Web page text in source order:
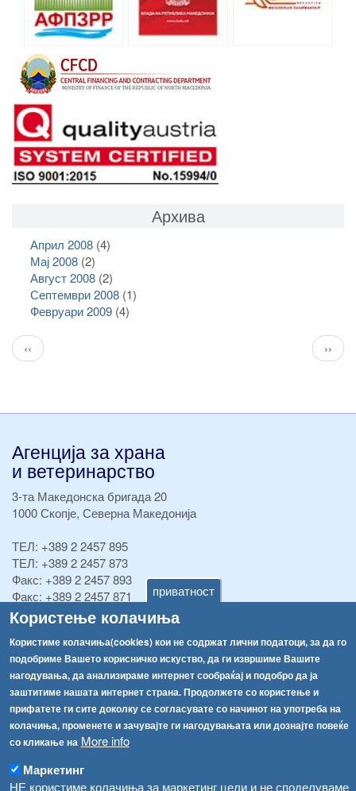
приватност
Користење колачиња
Користиме колачиња(cookies) кои не содржат лични податоци, за да го
подобриме Вашето корисничко искуство, да ги извршиме Вашите
нагодувања, да анализираме интернет сообраќај и подобро да ја
заштитиме нашата интернет страна. Продолжете со користење и
прифатете ги сите доколку се согласувате со начинот на употреба на
колачиња, променете и зачувајте ги нагодувањата или дознајте повеќе
со кликање на More info
Маркетинг
НЕ користиме колачиња за маркетинг цели и не споделуваме
Архива
Април 2008(4)
Мај 2008(2)
Август 2008(2)
Септември 2008(1)
Февруари 2009(4)
Pagination
Previous
page
‹‹ ››
Агенција за храна
и ветеринарство
3-та Македонска бригада 20
1000 Скопје, Северна Македонија
ТЕЛ: +389 2 2457 895
ТЕЛ: +389 2 2457 873
Факс: +389 2 2457 893
Факс: +389 2 2457 871
info@fva.gov.mk
[АХВ-претходна страна]
Соопштенија
Република Бугарија ги засили официјалните контроли при увоз на свежо овошје и зеленчук
Високите температури ризик од труење со храна, опасни се и за животните
Водата во Гостивар може да се користи како техничка, продолжува испораката на флаширана вода
Во Гостивар спроведени 70 вонредни контроли
Навигација
Архива
Регистри
Обрасци